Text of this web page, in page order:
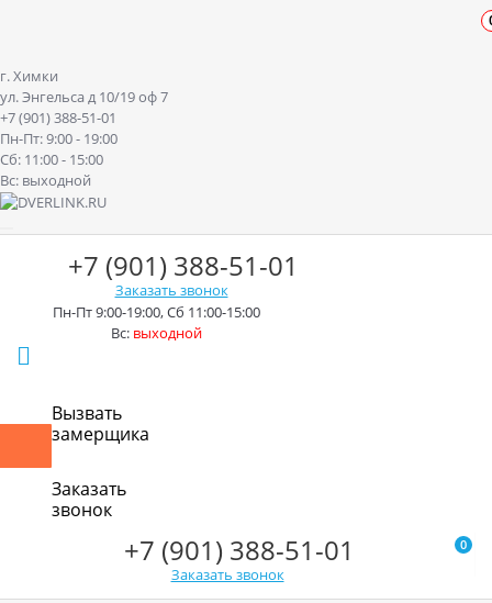
г. Химки
ул. Энгельса д 10/19 оф 7
+7 (901) 388-51-01
Пн-Пт: 9:00 - 19:00
Сб: 11:00 - 15:00
Вс: выходной
+7 (901) 388-51-01
Заказать звонок
Пн-Пт 9:00-19:00, Сб 11:00-15:00
Вс: выходной
Вызвать
замерщика
Заказать
звонок
+7 (901) 388-51-01
Заказать звонок
0